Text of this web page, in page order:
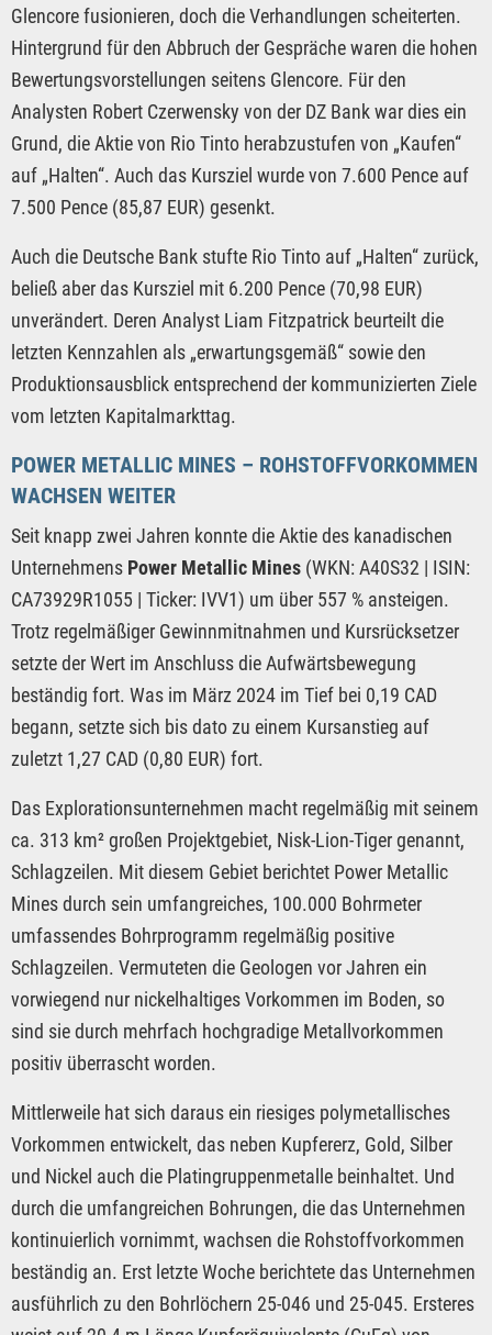
Glencore fusionieren, doch die Verhandlungen scheiterten.
Hintergrund für den Abbruch der Gespräche waren die hohen
Bewertungsvorstellungen seitens Glencore. Für den
Analysten Robert Czerwensky von der DZ Bank war dies ein
Grund, die Aktie von Rio Tinto herabzustufen von „Kaufen“
auf „Halten“. Auch das Kursziel wurde von 7.600 Pence auf
7.500 Pence (85,87 EUR) gesenkt.
Auch die Deutsche Bank stufte Rio Tinto auf „Halten“ zurück,
beließ aber das Kursziel mit 6.200 Pence (70,98 EUR)
unverändert. Deren Analyst Liam Fitzpatrick beurteilt die
letzten Kennzahlen als „erwartungsgemäß“ sowie den
Produktionsausblick entsprechend der kommunizierten Ziele
vom letzten Kapitalmarkttag.
POWER METALLIC MINES – ROHSTOFFVORKOMMEN
WACHSEN WEITER
Seit knapp zwei Jahren konnte die Aktie des kanadischen
Unternehmens Power Metallic Mines (WKN: A40S32 | ISIN:
CA73929R1055 | Ticker: IVV1) um über 557 % ansteigen.
Trotz regelmäßiger Gewinnmitnahmen und Kursrücksetzer
setzte der Wert im Anschluss die Aufwärtsbewegung
beständig fort. Was im März 2024 im Tief bei 0,19 CAD
begann, setzte sich bis dato zu einem Kursanstieg auf
zuletzt 1,27 CAD (0,80 EUR) fort.
Das Explorationsunternehmen macht regelmäßig mit seinem
ca. 313 km² großen Projektgebiet, Nisk-Lion-Tiger genannt,
Schlagzeilen. Mit diesem Gebiet berichtet Power Metallic
Mines durch sein umfangreiches, 100.000 Bohrmeter
umfassendes Bohrprogramm regelmäßig positive
Schlagzeilen. Vermuteten die Geologen vor Jahren ein
vorwiegend nur nickelhaltiges Vorkommen im Boden, so
sind sie durch mehrfach hochgradige Metallvorkommen
positiv überrascht worden.
Mittlerweile hat sich daraus ein riesiges polymetallisches
Vorkommen entwickelt, das neben Kupfererz, Gold, Silber
und Nickel auch die Platingruppenmetalle beinhaltet. Und
durch die umfangreichen Bohrungen, die das Unternehmen
kontinuierlich vornimmt, wachsen die Rohstoffvorkommen
beständig an. Erst letzte Woche berichtete das Unternehmen
ausführlich zu den Bohrlöchern 25-046 und 25-045. Ersteres